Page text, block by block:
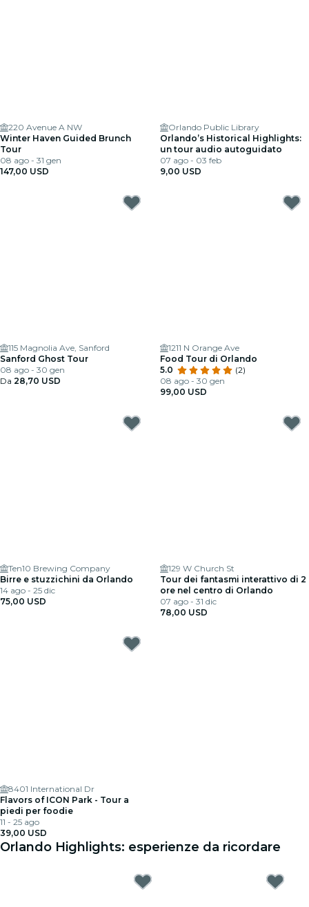
220 Avenue A NW
Winter Haven Guided Brunch
Tour
08 ago - 31 gen
147,00 USD
Orlando Public Library
Orlando’s Historical Highlights:
un tour audio autoguidato
07 ago - 03 feb
9,00 USD
115 Magnolia Ave, Sanford
Sanford Ghost Tour
08 ago - 30 gen
Da 28,70 USD
1211 N Orange Ave
Food Tour di Orlando
5.0
(2)
08 ago - 30 gen
99,00 USD
Ten10 Brewing Company
Birre e stuzzichini da Orlando
14 ago - 25 dic
75,00 USD
129 W Church St
Tour dei fantasmi interattivo di 2
ore nel centro di Orlando
07 ago - 31 dic
78,00 USD
8401 International Dr
Flavors of ICON Park - Tour a
piedi per foodie
11 - 25 ago
39,00 USD
Orlando Highlights: esperienze da ricordare